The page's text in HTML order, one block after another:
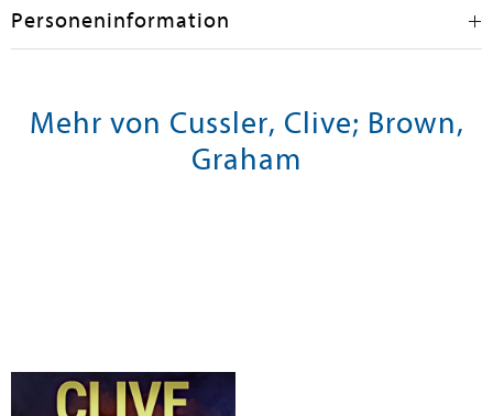
Personeninformation
Mehr von Cussler, Clive; Brown,
Graham